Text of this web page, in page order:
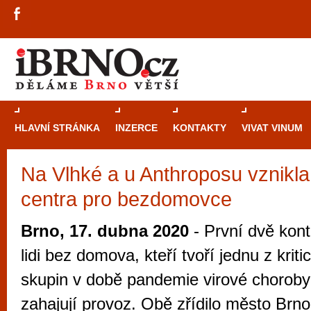
HLAVNÍ STRÁNKA INZERCE KONTAKTY VIVAT VINUM
Na Vlhké a u Anthroposu
centra pro bezdomovce
Brno, 17. dubna 2020 - První dvě
lidi bez domova, kteří tvoří jednu z
skupin v době pandemie virové
zahajují provoz. Obě zřídilo město
Průvodce
Brně: Od
Brno je
zajímavé
restaurace,
Mimo jiné je ale také místem, kde si